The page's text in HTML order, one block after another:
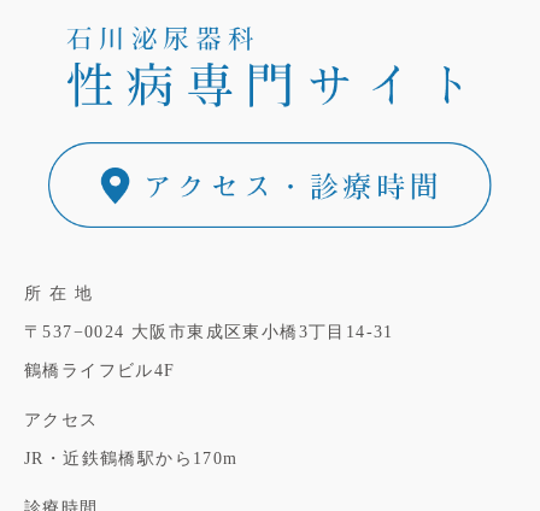
所 在 地
〒537−0024 大阪市東成区東小橋3丁目14-31
鶴橋ライフビル4F
アクセス
JR・近鉄鶴橋駅から170m